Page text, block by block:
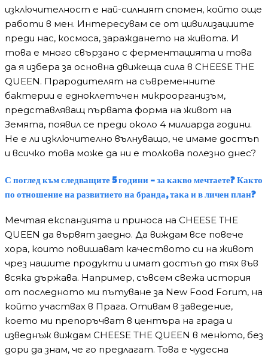
изключителност е най-силният спомен, който още
работи в мен. Интересувам се от цивилизациите
преди нас, космоса, зараждането на живота. И
това е много свързано с ферментацията и това
да я избера за основна движеща сила в CHEESE THE
QUEEN. Прародителят на съвременните
бактерии е едноклетъчен микроорганизъм,
представляващ първата форма на живот на
Земята, появил се преди около 4 милиарда години.
Не е ли изключително вълнуващо, че имаме достъп
и всичко това може да ни е толкова полезно днес?
С поглед към следващите 5 години – за какво мечтаете? Както
по отношение на развитието на бранда, така и в личен план?
Мечтая експанзията и приноса на CHEESE THE
QUEEN да вървят заедно. Да виждам все повече
хора, които повишават качеството си на живот
чрез нашите продукти и имат достъп до тях във
всяка държава. Например, съвсем свежа история
от последното ми пътуване за New Food Forum, на
който участвах в Прага. Отивам в заведение,
което ми препоръчват в центъра на града и
изведнъж виждам CHEESE THE QUEEN в менюто, без
дори да знам, че го предлагат. Това е чудесна